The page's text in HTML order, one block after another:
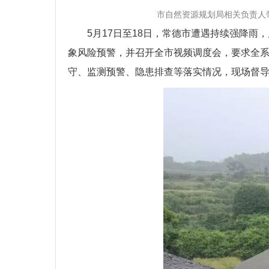
市自然资源规划局相关负责人带队深
5月17日至18日，常德市遭遇持续强降雨
象风险预警，并召开全市视频调度会，要求全
守、监测预警、隐患排查等落实情况，现场督